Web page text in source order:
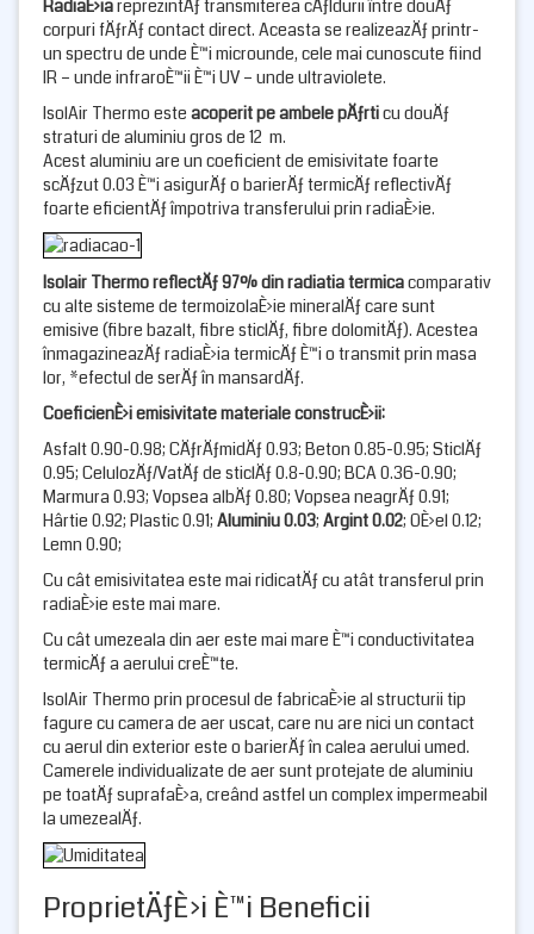
RadiaÈ›iareprezintÄƒ transmiterea cÄƒldurii între douÄƒ
corpuri fÄƒrÄƒ contact direct. Aceasta se realizeazÄƒ printr-
un spectru de unde È™i microunde, cele mai cunoscute fiind
IR – unde infraroÈ™ii È™i UV – unde ultraviolete.
IsolAir Thermo este acoperit pe ambele pÄƒrticu douÄƒ
straturi de aluminiu gros de 12 µm.
Acest aluminiu are un coeficient de emisivitate foarte
scÄƒzut 0.03 È™i asigurÄƒ o barierÄƒ termicÄƒ reflectivÄƒ
foarte eficientÄƒ împotriva transferului prin radiaÈ›ie.
Isolair Thermo reflectÄƒ 97% din radiatia termicacomparativ
cu alte sisteme de termoizolaÈ›ie mineralÄƒ care sunt
emisive (fibre bazalt, fibre sticlÄƒ, fibre dolomitÄƒ). Acestea
înmagazineazÄƒ radiaÈ›ia termicÄƒ È™i o transmit prin masa
lor, *efectul de serÄƒ în mansardÄƒ.
CoeficienÈ›i emisivitate materiale construcÈ›ii:
Asfalt 0.90-0.98; CÄƒrÄƒmidÄƒ 0.93; Beton 0.85-0.95; SticlÄƒ
0.95; CelulozÄƒ/VatÄƒ de sticlÄƒ 0.8-0.90; BCA 0.36-0.90;
Marmura 0.93; Vopsea albÄƒ 0.80; Vopsea neagrÄƒ 0.91;
Hârtie 0.92; Plastic 0.91; Aluminiu0.03; Argint 0.02; OÈ›el 0.12;
Lemn 0.90;
Cu cât emisivitatea este mai ridicatÄƒ cu atât transferul prin
radiaÈ›ie este mai mare.
Cu cât umezeala din aer este mai mare È™i conductivitatea
termicÄƒ a aerului creÈ™te.
IsolAir Thermo prin procesul de fabricaÈ›ie al structurii tip
fagure cu camera de aer uscat, care nu are nici un contact
cu aerul din exterior este o barierÄƒ în calea aerului umed.
Camerele individualizate de aer sunt protejate de aluminiu
pe toatÄƒ suprafaÈ›a, creând astfel un complex impermeabil
la umezealÄƒ.
ProprietÄƒÈ›i È™i Beneficii